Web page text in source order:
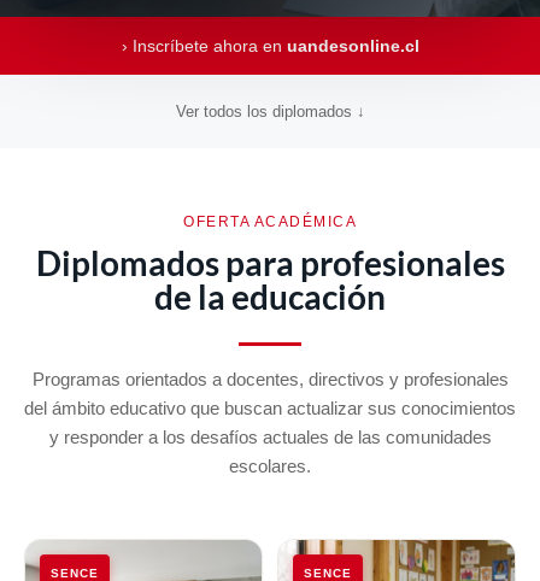
› Inscríbete ahora en uandesonline.cl
Ver todos los diplomados ↓
OFERTA ACADÉMICA
Diplomados para profesionales
de la educación
Programas orientados a docentes, directivos y profesionales
del ámbito educativo que buscan actualizar sus conocimientos
y responder a los desafíos actuales de las comunidades
escolares.
SENCE SENCE